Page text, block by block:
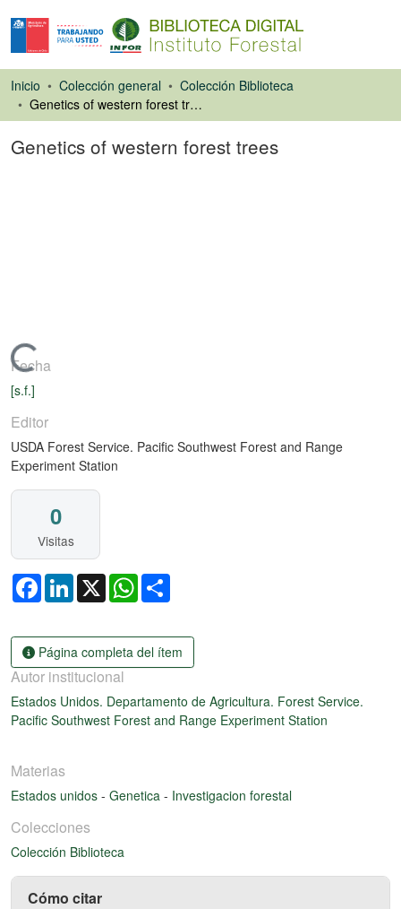
Inicio Colección general
Colección Biblioteca
Genetics of western forest trees
Genetics of western forest trees
Cargando...
Fecha
[s.f.]
Editor
USDA Forest Service. Pacific Southwest Forest and Range
Experiment Station
0
Visitas
FacebookLinkedIn
X WhatsApp
Página completa del ítem
Autor institucional
Estados Unidos. Departamento de Agricultura. Forest Service.
Pacific Southwest Forest and Range Experiment Station
Materias
Estados unidos - Genetica - Investigacion forestal
Colecciones
Colección Biblioteca
Cómo citar